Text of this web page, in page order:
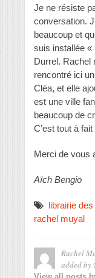
Je ne résiste
conversation.
beaucoup et
suis installée «
Durrel. Rachel
rencontré ici
Cléa, et elle
est une ville
beaucoup de
C’est tout à
Merci de vous
Aïch Bengio
librairie
rachel muyal
Rachel
added by